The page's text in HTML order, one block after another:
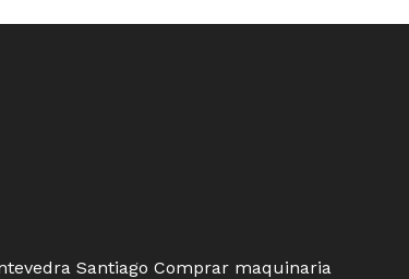
Santiago Comprar maquinaria